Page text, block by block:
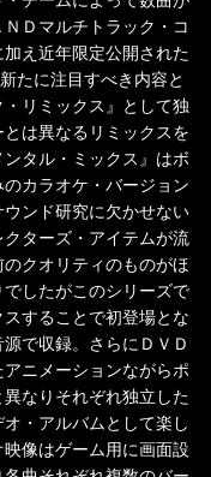
Ｄマルチトラック・コ
え近年限定公開された
たに注目すべき内容と
リミックス』として独
は異なるリミックスを
タル・ミックス』はボ
カラオケ・バージョン
ンド研究に欠かせない
ターズ・アイテムが流
クオリティのものがほ
したがこのシリーズで
することで初登場とな
で収録。さらにＤＶＤ
ニメーションながらポ
なりそれぞれ独立した
・アルバムとして楽し
像はゲーム用に画面設